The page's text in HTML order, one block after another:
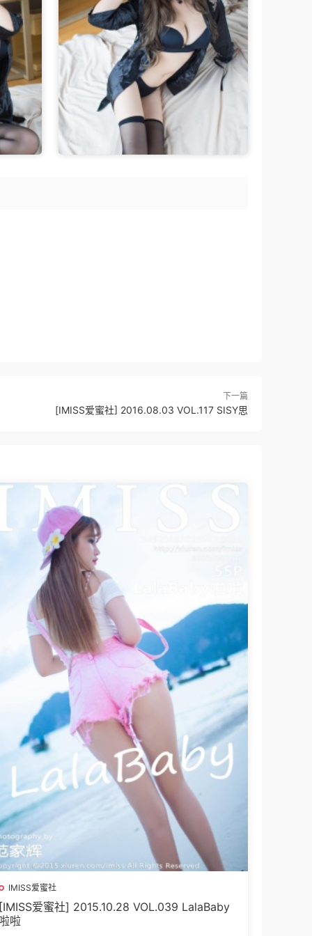
下一篇
[IMISS爱蜜社] 2016.08.03 VOL.117 SISY思
IMISS爱蜜社
爱蜜社] 2015.10.28 VOL.039 LalaBaby
啦